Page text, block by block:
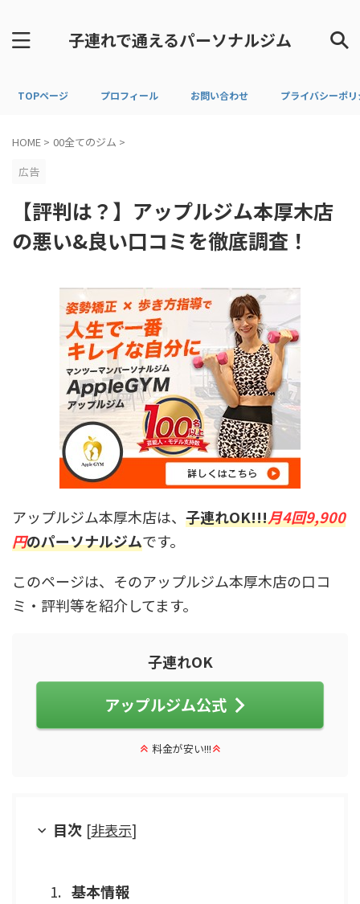
子連れで通えるパーソナルジム
TOPページ プロフィール お問い合わせ プライバシーポ
HOME > 00全てのジム >
広告
【評判は？】アップルジム本厚木店
の悪い&良い口コミを徹底調査！
アップルジム本厚木店は、 子連れOK!!!月4回9,900
円のパーソナルジムです。
このページは、そのアップルジム本厚木店の口コ
ミ・評判等を紹介してます。
子連れOK
アップルジム公式
料金が安い!!!
目次 [非表示]
基本情報